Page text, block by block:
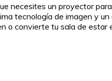
necesites un proyector
tecnología de imagen y
o convierte tu sala de estar